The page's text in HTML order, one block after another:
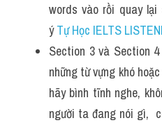
Đề thi thật Task 2
Listening
Speaking
Writing
words vào rồi quay lại
ý Tự Học IELTS
Section 3 và Section
những từ vựng khó
hãy bình tĩnh nghe,
người ta đang nói gì,